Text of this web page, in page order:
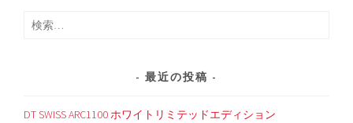
検
最近の投稿
DT SWISS ARC1100 ホワイトリミテッドエディション